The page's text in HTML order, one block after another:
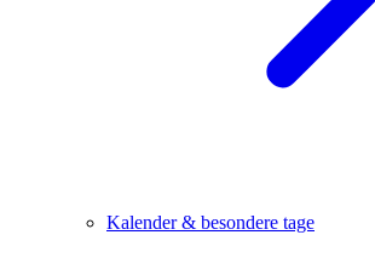
Kalender & besondere tage